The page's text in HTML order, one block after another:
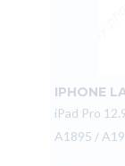
IPHONE
iPad Pro
A1895 /